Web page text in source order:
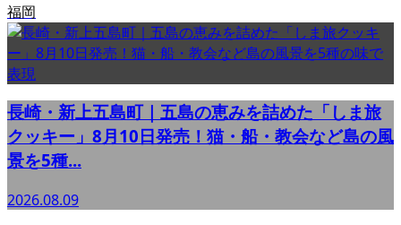
福岡
長崎・新上五島町｜五島の恵みを詰めた「しま旅
クッキー」8月10日発売！猫・船・教会など島の風
景を5種...
2026.08.09